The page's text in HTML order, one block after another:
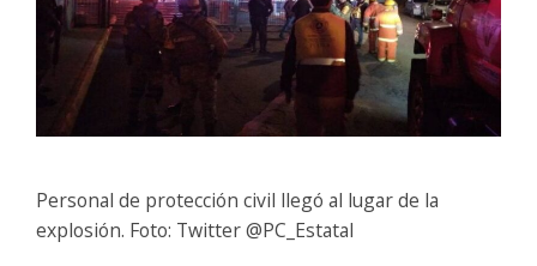
Personal de protección civil llegó al lugar de la
explosión. Foto: Twitter @PC_Estatal